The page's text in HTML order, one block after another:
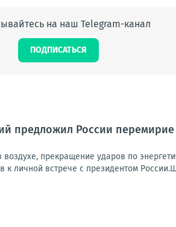
на наш Telegram-канал
ПОДПИСАТЬСЯ
предложил России
прекращение ударов по
к личной встрече с президентом